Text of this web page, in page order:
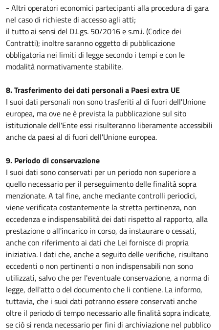
- Altri operatori economici partecipanti alla procedura di gara
nel caso di richieste di accesso agli atti;
il tutto ai sensi del D.Lgs. 50/2016 e s.m.i. (Codice dei
Contratti); inoltre saranno oggetto di pubblicazione
obbligatoria nei limiti di legge secondo i tempi e con le
modalità normativamente stabilite.
8. Trasferimento dei dati personali a Paesi extra UE
I suoi dati personali non sono trasferiti al di fuori dell'Unione
europea, ma ove ne è prevista la pubblicazione sul sito
istituzionale dell'Ente essi risulteranno liberamente accessibili
anche da paesi al di fuori dell'Unione europea.
9. Periodo di conservazione
I suoi dati sono conservati per un periodo non superiore a
quello necessario per il perseguimento delle finalità sopra
menzionate. A tal fine, anche mediante controlli periodici,
viene verificata costantemente la stretta pertinenza, non
eccedenza e indispensabilità dei dati rispetto al rapporto, alla
prestazione o all'incarico in corso, da instaurare o cessati,
anche con riferimento ai dati che Lei fornisce di propria
iniziativa. I dati che, anche a seguito delle verifiche, risultano
eccedenti o non pertinenti o non indispensabili non sono
utilizzati, salvo che per l'eventuale conservazione, a norma di
legge, dell'atto o del documento che li contiene. La informo,
tuttavia, che i suoi dati potranno essere conservati anche
oltre il periodo di tempo necessario alle finalità sopra indicate,
se ciò si renda necessario per fini di archiviazione nel pubblico